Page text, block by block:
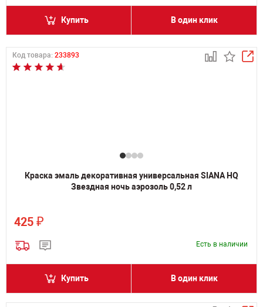
Купить В один клик
Код товара: 233893
Краска эмаль декоративная универсальная SIANA HQ
Звездная ночь аэрозоль 0,52 л
425 ₽
Есть в наличии
Купить В один клик